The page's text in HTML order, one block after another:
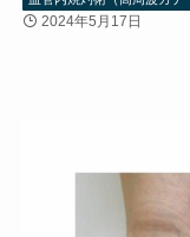
2024年5月17日